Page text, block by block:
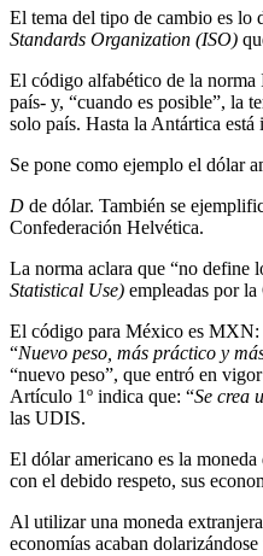
El tema del tipo de cambio es lo
Standards Organization (ISO)
El código alfabético de la norma
país- y, “cuando es posible”, la
solo país. Hasta la Antártica
Se pone como ejemplo el dólar
D de dólar. También se
Confederación Helvética.
La norma aclara que “no define
Statistical Use) empleadas por
El código para México es MXN:
“Nuevo peso, más práctico y
“nuevo peso”, que entró en
Artículo 1º indica que: “Se crea
las UDIS.
El dólar americano es la
con el debido respeto, sus
Al utilizar una moneda
economías acaban